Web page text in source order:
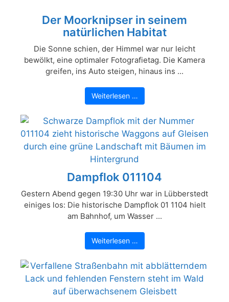
Der Moorknipser in seinem
natürlichen Habitat
Die Sonne schien, der Himmel war nur leicht
bewölkt, eine optimaler Fotografietag. Die Kamera
greifen, ins Auto steigen, hinaus ins ...
Weiterlesen …
Dampflok 011104
Gestern Abend gegen 19:30 Uhr war in Lübberstedt
einiges los: Die historische Dampflok 01 1104 hielt
am Bahnhof, um Wasser ...
Weiterlesen …